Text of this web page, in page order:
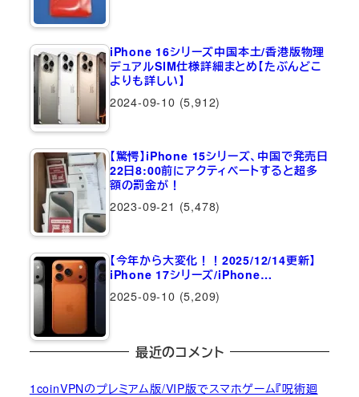
iPhone 16シリーズ中国本土/香港版物理
デュアルSIM仕様詳細まとめ【たぶんどこ
よりも詳しい】
2024-09-10 (5,912)
【驚愕】iPhone 15シリーズ、中国で発売日
22日8:00前にアクティベートすると超多
額の罰金が！
2023-09-21 (5,478)
【今年から大変化！！2025/12/14更新】
iPhone 17シリーズ/iPhone…
2025-09-10 (5,209)
最近のコメント
1coinVPNのプレミアム版/VIP版でスマホゲーム『呪術廻